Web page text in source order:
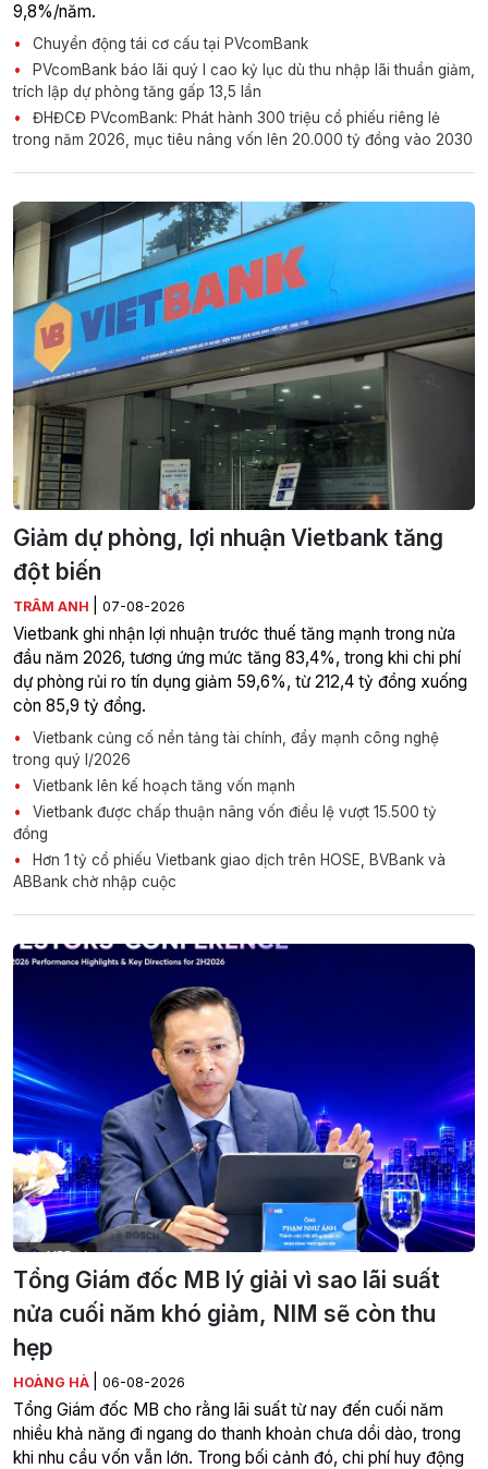
9,8%/năm.
Chuyển động tái cơ cấu tại PVcomBank
PVcomBank báo lãi quý I cao kỷ lục dù thu nhập lãi thuần giảm,
trích lập dự phòng tăng gấp 13,5 lần
ĐHĐCĐ PVcomBank: Phát hành 300 triệu cổ phiếu riêng lẻ
trong năm 2026, mục tiêu nâng vốn lên 20.000 tỷ đồng vào 2030
Giảm dự phòng, lợi nhuận Vietbank tăng
đột biến
TRÂM ANH 07-08-2026
Vietbank ghi nhận lợi nhuận trước thuế tăng mạnh trong nửa
đầu năm 2026, tương ứng mức tăng 83,4%, trong khi chi phí
dự phòng rủi ro tín dụng giảm 59,6%, từ 212,4 tỷ đồng xuống
còn 85,9 tỷ đồng.
Vietbank củng cố nền tảng tài chính, đẩy mạnh công nghệ
trong quý I/2026
Vietbank lên kế hoạch tăng vốn mạnh
Vietbank được chấp thuận nâng vốn điều lệ vượt 15.500 tỷ
đồng
Hơn 1 tỷ cổ phiếu Vietbank giao dịch trên HOSE, BVBank và
ABBank chờ nhập cuộc
Tổng Giám đốc MB lý giải vì sao lãi suất
nửa cuối năm khó giảm, NIM sẽ còn thu
hẹp
HOÀNG HÀ 06-08-2026
Tổng Giám đốc MB cho rằng lãi suất từ nay đến cuối năm
nhiều khả năng đi ngang do thanh khoản chưa dồi dào, trong
khi nhu cầu vốn vẫn lớn. Trong bối cảnh đó, chi phí huy động